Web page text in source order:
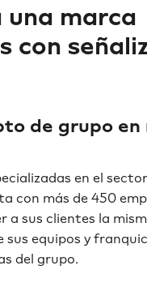
marca
con
de grupo en
en el
con más de 450
a sus clientes la
equipos y
del grupo.